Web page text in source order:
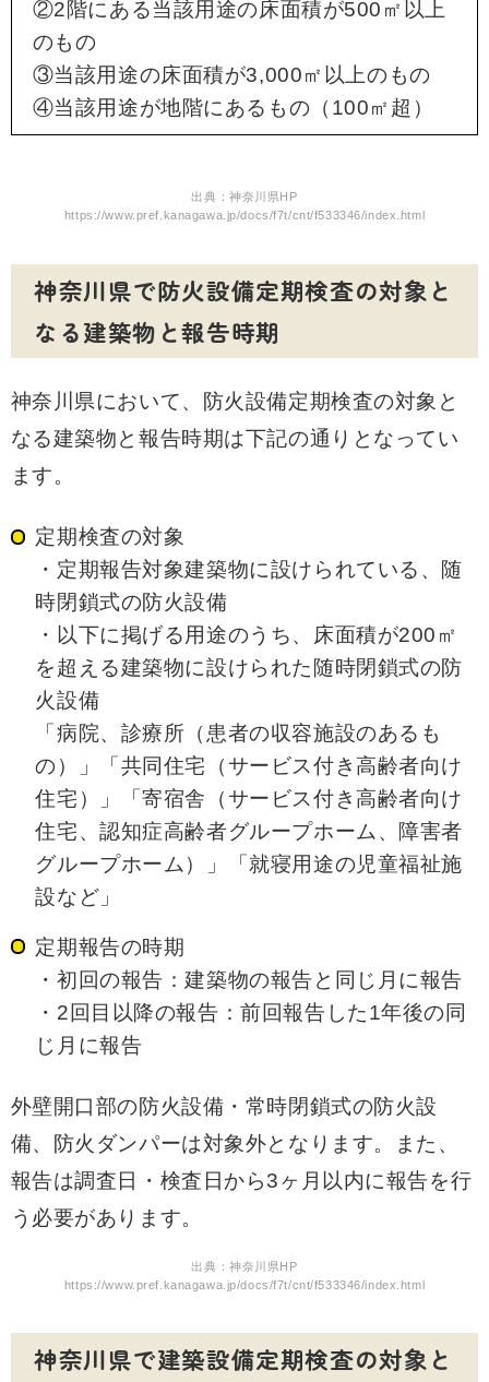
②2階にある当該用途の床面積が500㎡以上
のもの
③当該用途の床面積が3,000㎡以上のもの
④当該用途が地階にあるもの（100㎡超）
出典：神奈川県HP
https://www.pref.kanagawa.jp/docs/f7t/cnt/f533346/index.html
神奈川県で防火設備定期検査の対象と
なる建築物と報告時期
神奈川県において、防火設備定期検査の対象と
なる建築物と報告時期は下記の通りとなってい
ます。
定期検査の対象
・定期報告対象建築物に設けられている、随
時閉鎖式の防火設備
・以下に掲げる用途のうち、床面積が200㎡
を超える建築物に設けられた随時閉鎖式の防
火設備
「病院、診療所（患者の収容施設のあるも
の）」「共同住宅（サービス付き高齢者向け
住宅）」「寄宿舎（サービス付き高齢者向け
住宅、認知症高齢者グループホーム、障害者
グループホーム）」「就寝用途の児童福祉施
設など」
定期報告の時期
・初回の報告：建築物の報告と同じ月に報告
・2回目以降の報告：前回報告した1年後の同
じ月に報告
外壁開口部の防火設備・常時閉鎖式の防火設
備、防火ダンパーは対象外となります。また、
報告は調査日・検査日から3ヶ月以内に報告を行
う必要があります。
出典：神奈川県HP
https://www.pref.kanagawa.jp/docs/f7t/cnt/f533346/index.html
神奈川県で建築設備定期検査の対象と